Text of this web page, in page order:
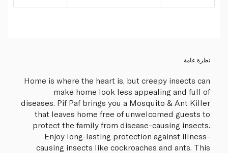
نظرة عامة
Home is where the heart is, but creepy insects can
make home look less appealing and full of
diseases. Pif Paf brings you a Mosquito & Ant Killer
that leaves home free of unwelcomed guests to
protect the family from disease-causing insects.
Enjoy long-lasting protection against illness-
causing insects like cockroaches and ants. This